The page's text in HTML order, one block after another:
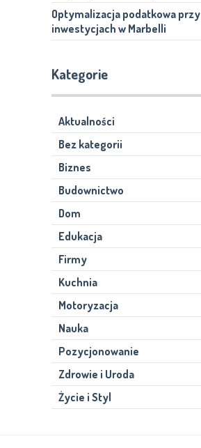
Optymalizacja podatkowa przy
inwestycjach w Marbelli
Kategorie
Aktualności
Bez kategorii
Biznes
Budownictwo
Dom
Edukacja
Firmy
Kuchnia
Motoryzacja
Nauka
Pozycjonowanie
Zdrowie i Uroda
Życie i Styl